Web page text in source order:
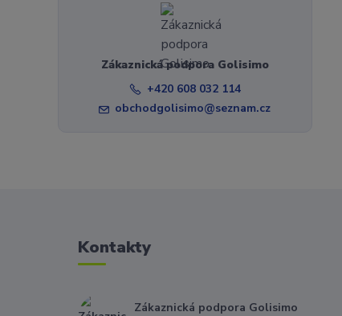
Zákaznická podpora Golisimo
+420 608 032 114
obchodgolisimo@seznam.cz
Kontakty
Zákaznická podpora Golisimo